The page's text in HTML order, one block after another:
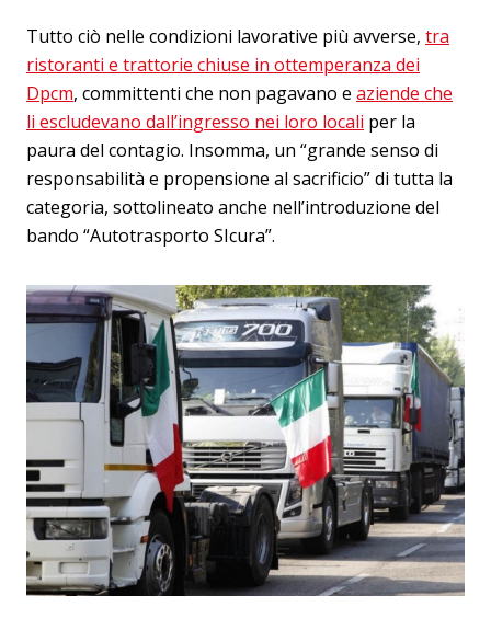
Tutto ciò nelle condizioni lavorative più avverse, tra
ristoranti e trattorie chiuse in ottemperanza dei
Dpcm, committenti che non pagavano e aziende che
li escludevano dall’ingresso nei loro locali per la
paura del contagio. Insomma, un “grande senso di
responsabilità e propensione al sacrificio” di tutta la
categoria, sottolineato anche nell’introduzione del
bando “Autotrasporto SIcura”.